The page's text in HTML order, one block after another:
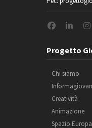
Progetto
Chi siamo
Creatività
Animazione
Spazio Europa